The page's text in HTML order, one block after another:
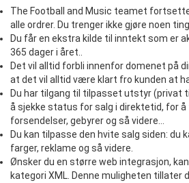
The Football and Music teamet
alle ordrer. Du trenger ikke gjøre noen ting..
Du får en ekstra kilde til inntekt som er
365 dager i året..
Det vil alltid forbli innenfor domenet på
at det vil alltid være klart fro kunden at
Du har tilgang til tilpasset utstyr (privat
å sjekke status for salg i direktetid, for
forsendelser, gebyrer og så videre…
Du kan tilpasse den hvite salg siden: du
farger, reklame og så videre.
Ønsker du en større web integrasjon,
kategori XML. Denne muligheten tillater